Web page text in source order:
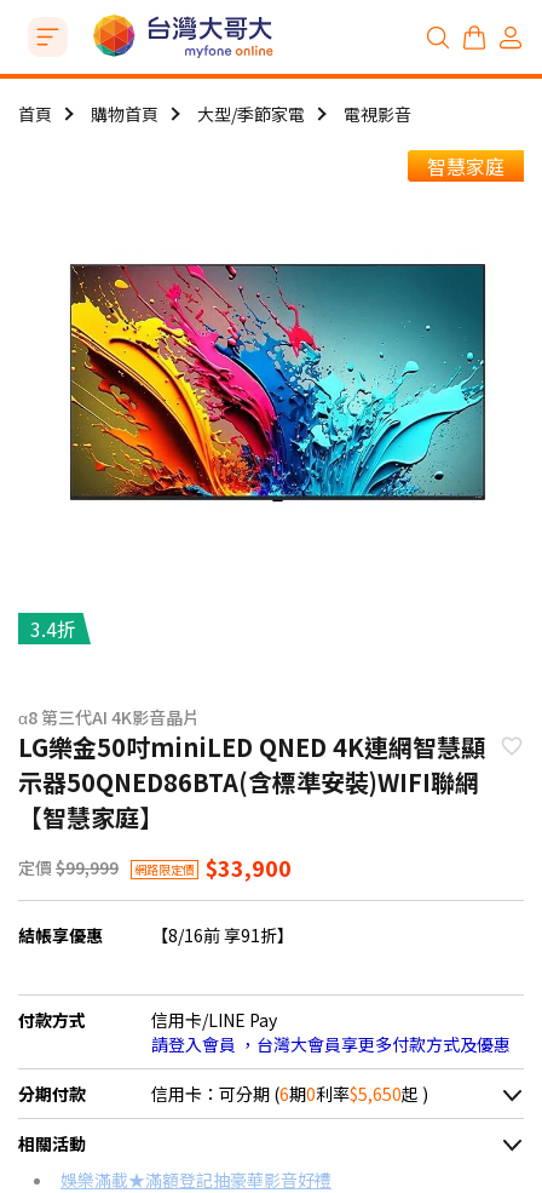
首頁 購物首頁 大型/季節家電 電視影音
智慧家庭
3.4折
α8 第三代AI 4K影音晶片
LG樂金50吋miniLED QNED 4K連網智慧顯
示器50QNED86BTA(含標準安裝)WIFI聯網
【智慧家庭】
定價 $99,999 網路限定價 $33,900
結帳享優惠 【8/16前 享91折】
付款方式
信用卡/LINE Pay
請登入會員 ，台灣大會員享更多付款方式及優惠
分期付款 信用卡：可分期 (6期0利率$5,650起 )
＊實際可分期數、適用利率，請以購物車顯示為主
信用卡分期
相關活動
娛樂滿載★滿額登記抽豪華影音好禮